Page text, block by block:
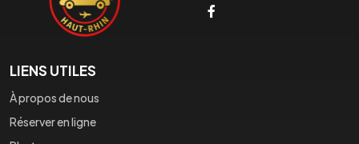
LIENS UTILES
À propos de nous
Réserver en ligne